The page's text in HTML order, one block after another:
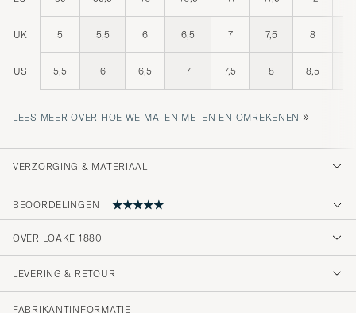
UK 5 5,5 6 6,5 7 7,5 8
US 5,5 6 6,5 7 7,5 8 8,5
LEES MEER OVER HOE WE MATEN METEN EN OMREKENEN »
VERZORGING & MATERIAAL
BEOORDELINGEN
5
OVER LOAKE 1880
LEVERING & RETOUR
FABRIKANTINFORMATIE